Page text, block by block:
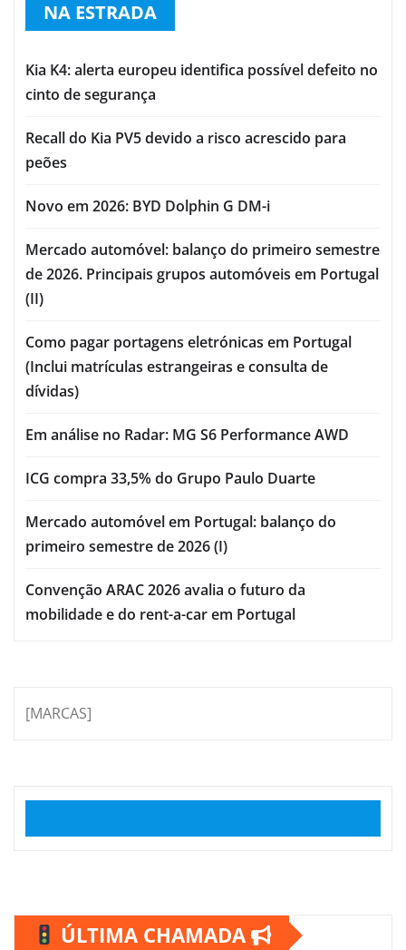
NA ESTRADA
Kia K4: alerta europeu identifica possível defeito no
cinto de segurança
Recall do Kia PV5 devido a risco acrescido para
peões
Novo em 2026: BYD Dolphin G DM-i
Mercado automóvel: balanço do primeiro semestre
de 2026. Principais grupos automóveis em Portugal
(II)
Como pagar portagens eletrónicas em Portugal
(Inclui matrículas estrangeiras e consulta de
dívidas)
Em análise no Radar: MG S6 Performance AWD
ICG compra 33,5% do Grupo Paulo Duarte
Mercado automóvel em Portugal: balanço do
primeiro semestre de 2026 (I)
Convenção ARAC 2026 avalia o futuro da
mobilidade e do rent-a-car em Portugal
[MARCAS]
ÚLTIMA CHAMADA